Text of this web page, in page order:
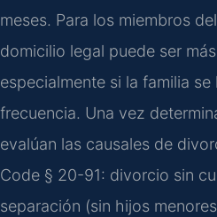
meses. Para los miembros
domicilio legal puede ser
especialmente si la familia
frecuencia. Una vez
evalúan las causales de
Code § 20-91: divorcio sin
separación (sin hijos